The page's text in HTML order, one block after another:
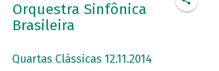
Orquestra Sinfônica
Brasileira
Quartas Clássicas 12.11.2014